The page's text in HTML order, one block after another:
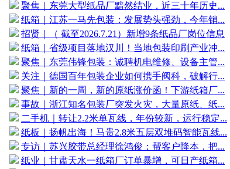
聚焦｜东莞大型纸品厂黯然结业，近三十年历史...
纸箱｜江苏一马先包装：发展势头强劲，今年销...
招贤｜（ 截至2026.7.21）新增9条纸品厂岗位信息
纸箱｜省级项目落地汉川！当地包装印刷产业冲...
聚焦｜东莞伟锋包装：诚聘机电维修、设备主管...
关注｜德国百年包装企业如何携手阀科，破解行...
聚焦｜新的一周，新的原纸涨价函！下游纸箱厂...
事故｜浙江知名包装厂突发火灾，大量原纸、纸...
二手机｜转让2.2米单瓦线，年份较新，运行稳定...
纸板｜扬帆出海！马贵2.8米五层双堆码智能瓦线...
专访｜苏兴胶带总经理徐鸿俊：帮客户降本，把...
纸业｜甘肃天水一纸箱厂订单暴增，可日产纸箱...